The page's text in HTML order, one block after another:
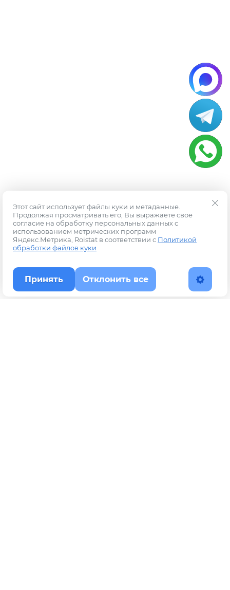
Этот сайт использует файлы куки и метаданные.
Продолжая просматривать его, Вы выражаете свое
согласие на обработку персональных данных с
использованием метрических программ
Яндекс.Метрика, Roistat в соответствии с Политикой
обработки файлов куки
Принять Отклонить все